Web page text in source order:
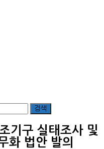
기구 실태조사 및
화 법안 발의